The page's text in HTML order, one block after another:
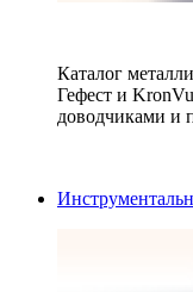
Каталог
Гефест и
доводчиками и